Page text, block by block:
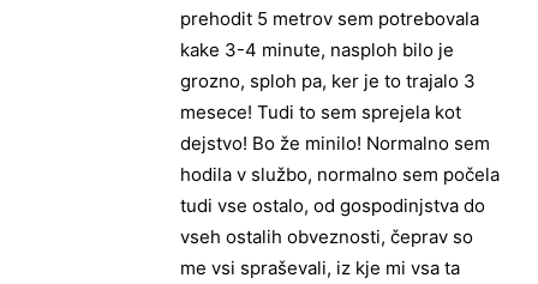
prehodit 5 metrov sem potrebovala
kake 3-4 minute, nasploh bilo je
grozno, sploh pa, ker je to trajalo 3
mesece! Tudi to sem sprejela kot
dejstvo! Bo že minilo! Normalno sem
hodila v službo, normalno sem počela
tudi vse ostalo, od gospodinjstva do
vseh ostalih obveznosti, čeprav so
me vsi spraševali, iz kje mi vsa ta